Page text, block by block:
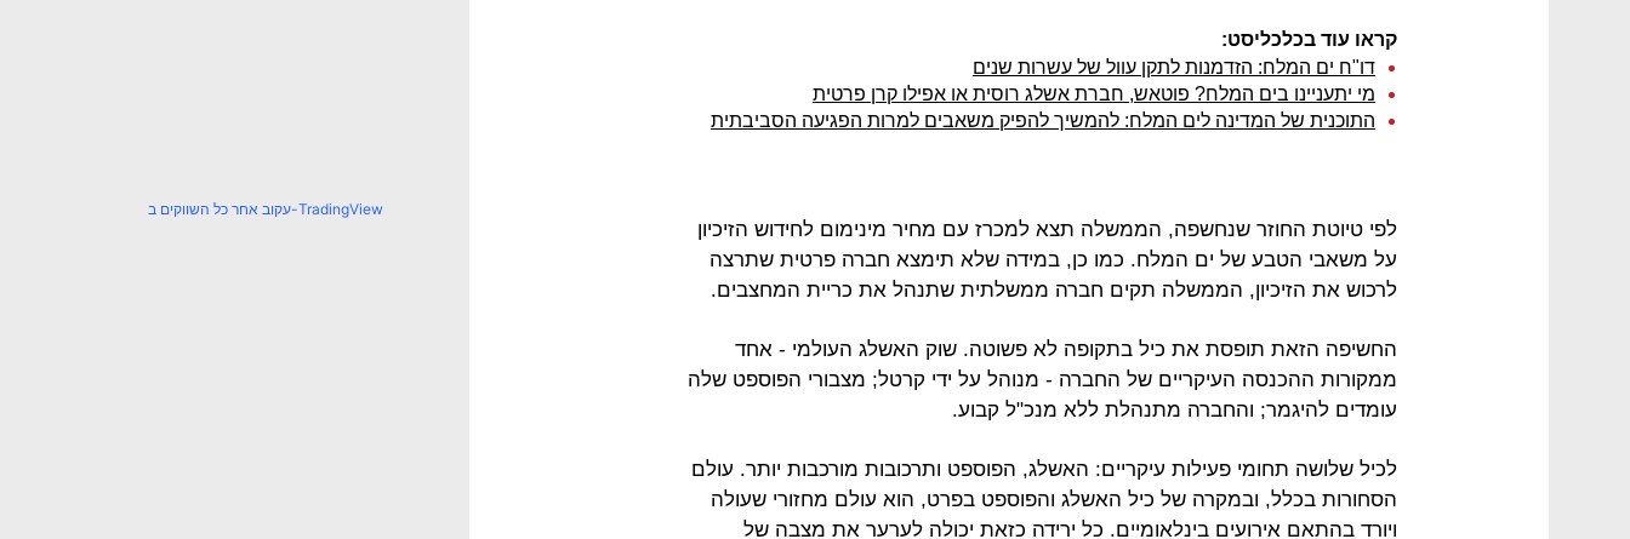
קראו עוד בכלכליסט:
דו"ח ים המלח: הזדמנות לתקן עוול של עשרות שנים
מי יתעניינו בים המלח? פוטאש, חברת אשלג רוסית או אפילו קרן פרטית
התוכנית של המדינה לים המלח: להמשיך להפיק משאבים למרות הפגיעה הסביבתית
לפי טיוטת החוזר שנחשפה, הממשלה תצא למכרז עם מחיר מינימום לחידוש הזיכיון
על משאבי הטבע של ים המלח. כמו כן, במידה שלא תימצא חברה פרטית שתרצה
לרכוש את הזיכיון, הממשלה תקים חברה ממשלתית שתנהל את כריית המחצבים.
החשיפה הזאת תופסת את כיל בתקופה לא פשוטה. שוק האשלג העולמי - אחד
ממקורות ההכנסה העיקריים של החברה - מנוהל על ידי קרטל; מצבורי הפוספט שלה
עומדים להיגמר; והחברה מתנהלת ללא מנכ"ל קבוע.
לכיל שלושה תחומי פעילות עיקריים: האשלג, הפוספט ותרכובות מורכבות יותר. עולם
הסחורות בכלל, ובמקרה של כיל האשלג והפוספט בפרט, הוא עולם מחזורי שעולה
ויורד בהתאם אירועים בינלאומיים. כל ירידה כזאת יכולה לערער את מצבה של
עקוב אחר כל השווקים ב-TradingView